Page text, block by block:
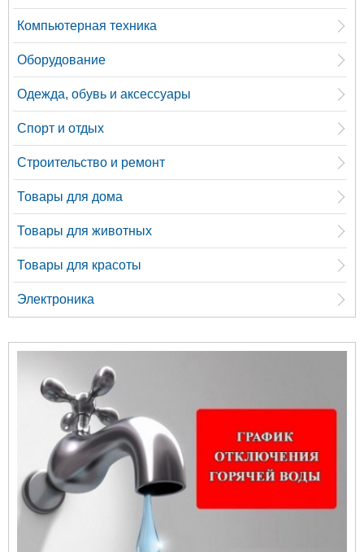
Компьютерная техника
Оборудование
Одежда, обувь и аксессуары
Спорт и отдых
Строительство и ремонт
Товары для дома
Товары для животных
Товары для красоты
Электроника